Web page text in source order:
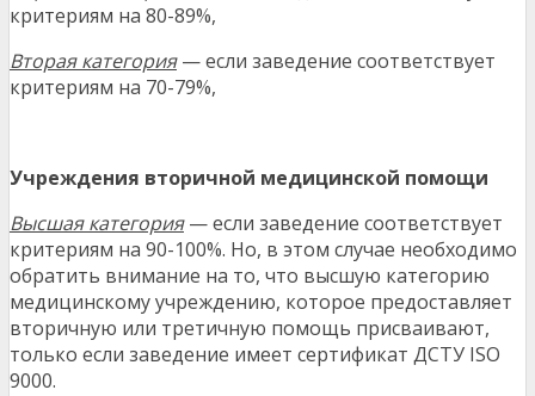
критериям на 80-89%,
Вторая категория— если заведение соответствует
критериям на 70-79%,
Учреждения вторичной медицинской помощи
Высшая категория— если заведение соответствует
критериям на 90-100%. Но, в этом случае необходимо
обратить внимание на то, что высшую категорию
медицинскому учреждению, которое предоставляет
вторичную или третичную помощь присваивают,
только если заведение имеет сертификат ДСТУ ISO
9000.